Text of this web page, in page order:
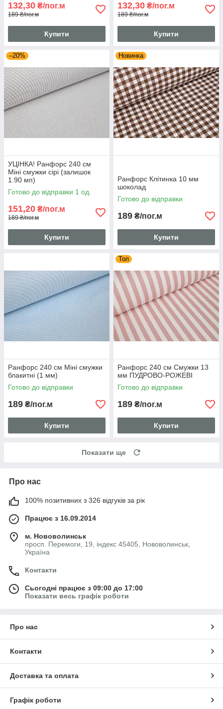
132,30 ₴/пог.м
189 ₴/пог.м
Купити
132,30 ₴/пог.м
189 ₴/пог.м
Купити
–20%
УЦІНКА! Ранфорс 240 см
Міні смужки сірі (залишок
1.90 мп)
Готово до відправки 1 од.
151,20 ₴/пог.м
189 ₴/пог.м
Купити
Новинка
Ранфорс Клітинка 10 мм
шоколад
Готово до відправки
189 ₴/пог.м
Купити
Ранфорс 240 см Міні смужки
блакитні (1 мм)
Готово до відправки
189 ₴/пог.м
Купити
Топ
Ранфорс 240 см Смужки 13
мм ПУДРОВО-РОЖЕВІ
Готово до відправки
189 ₴/пог.м
Купити
Показати ще
Про нас
100% позитивних з 326 відгуків за рік
Працює з 16.09.2014
м. Нововолинськ
просп. Перемоги, 19, індекс 45405, Нововолинськ,
Україна
Контакти
Сьогодні працює з 09:00 до 17:00
Показати весь графік роботи
Про нас
Контакти
Доставка та оплата
Графік роботи